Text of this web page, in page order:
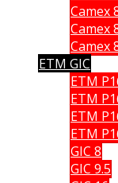
Camex
Camex
Camex
ETM GIC
ETM
ETM
ETM
ETM
GIC 8
GIC 9.5